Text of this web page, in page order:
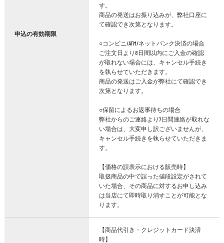
申込の有効期限
す。
商品の発送はお振り込みが、弊社口座に
て確認でき次第となります。
○コンビニ/ATM/ネットバンク決済の場合
ご注文日より8日間以内にご入金の確認
が取れない場合には、キャンセル手続き
を執らせていただきます。
商品の発送はご入金が弊社にて確認でき
次第となります。
○保留によるお返事待ちの場合
弊社からのご連絡より7日間連絡が取れな
い場合は、大変申し訳ございませんが、
キャンセル手続きを執らせていただきま
す。
【価格の誤表示における販売時】
取扱商品の中で誤った値段設定がされて
いた場合、その商品に対するお申し込み
は当店にて即時取り消すことが可能とな
ります。
【商品代引き・クレジットカード決済
時】